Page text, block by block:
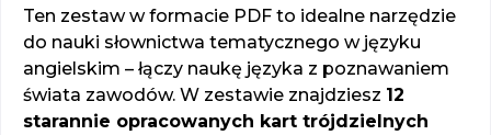
Ten zestaw w formacie PDF to idealne narzędzie
do nauki słownictwa tematycznego w języku
angielskim – łączy naukę języka z poznawaniem
świata zawodów. W zestawie znajdziesz 12
starannie opracowanych kart trójdzielnych